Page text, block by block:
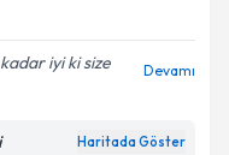
iyi ki size
Devamı
Haritada Göster